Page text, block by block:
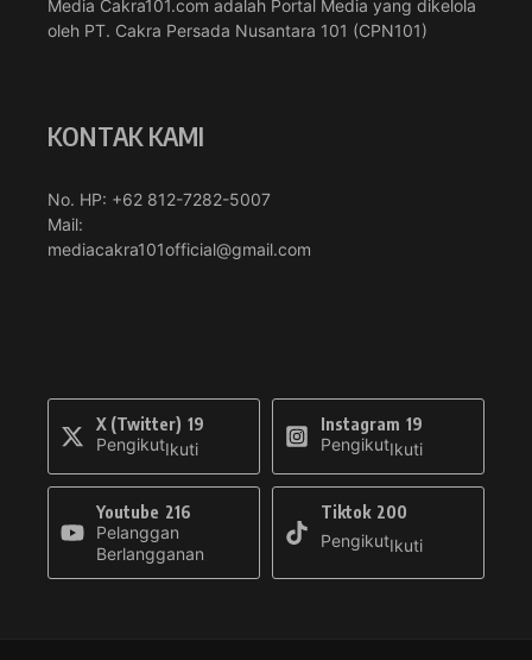
Media Cakra101.com adalah Portal Media yang dikelola
oleh PT. Cakra Persada Nusantara 101 (CPN101)
KONTAK KAMI
No. HP: +62 812-7282-5007
Mail:
mediacakra101official@gmail.com
X (Twitter) 19
PengikutIkuti
Instagram 19
PengikutIkuti
Youtube 216
Pelanggan
Berlangganan
Tiktok 200
PengikutIkuti